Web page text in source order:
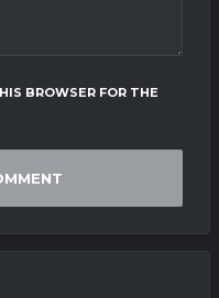
BROWSER FOR THE